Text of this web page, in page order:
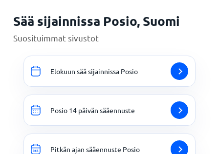
Sää sijainnissa Posio, Suomi
Suosituimmat sivustot
Elokuun sää sijainnissa Posio
Posio 14 päivän sääennuste
Pitkän ajan sääennuste Posio